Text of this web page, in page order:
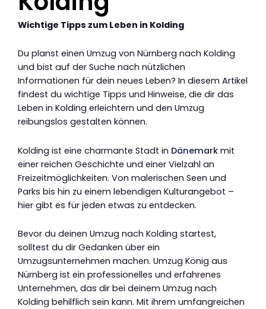
Wichtige Tipps zum Leben in Kolding
Du planst einen Umzug von Nürnberg nach Kolding
und bist auf der Suche nach nützlichen
Informationen für dein neues Leben? In diesem Artikel
findest du wichtige Tipps und Hinweise, die dir das
Leben in Kolding erleichtern und den Umzug
reibungslos gestalten können.
Kolding ist eine charmante Stadt in Dänemark mit
einer reichen Geschichte und einer Vielzahl an
Freizeitmöglichkeiten. Von malerischen Seen und
Parks bis hin zu einem lebendigen Kulturangebot –
hier gibt es für jeden etwas zu entdecken.
Bevor du deinen Umzug nach Kolding startest,
solltest du dir Gedanken über ein
Umzugsunternehmen machen. Umzug König aus
Nürnberg ist ein professionelles und erfahrenes
Unternehmen, das dir bei deinem Umzug nach
Kolding behilflich sein kann. Mit ihrem umfangreichen